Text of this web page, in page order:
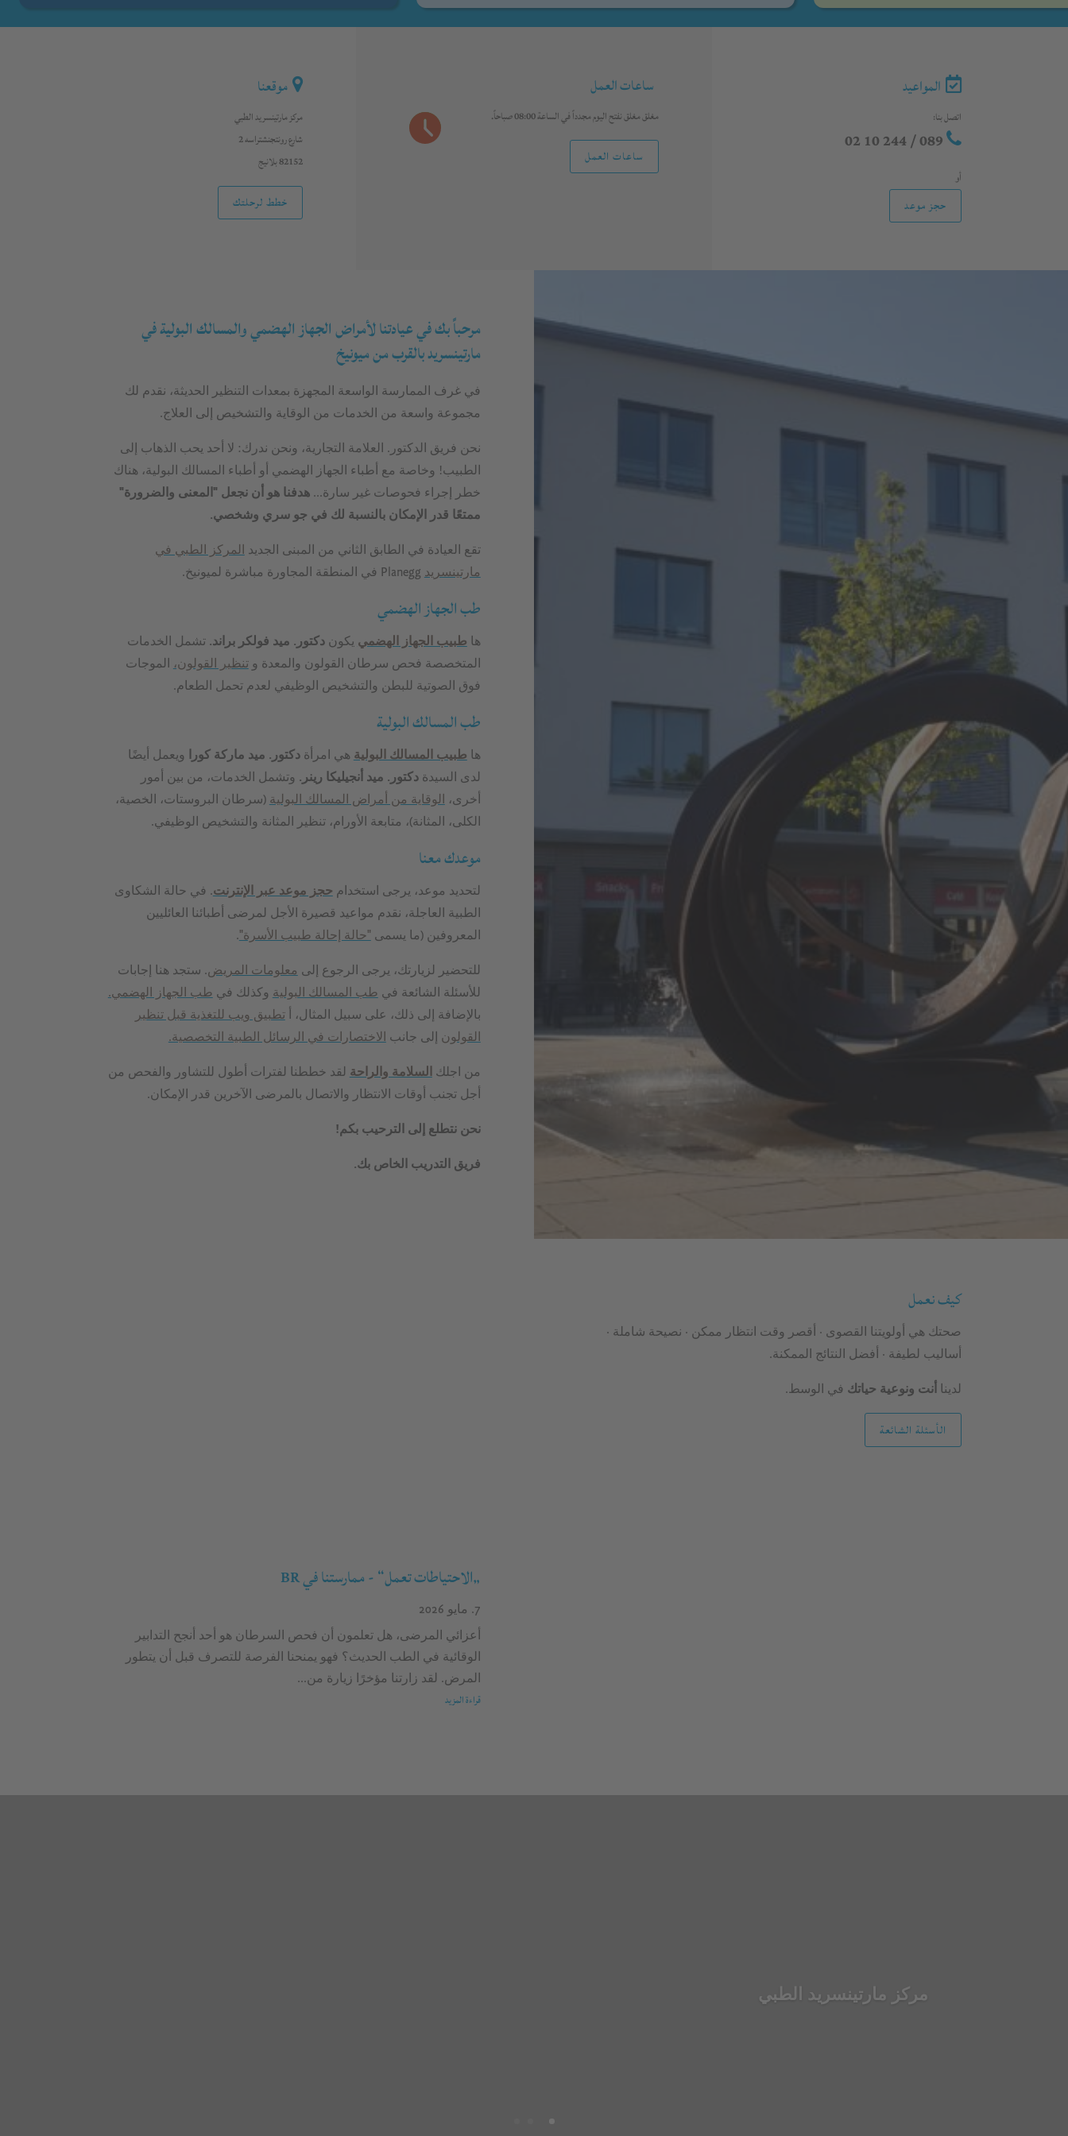
موقعنا
مركز مارتينسريد الطبي
شارع رونتجنشتراسه 2
82152 بلانيج
خطط لرحلتك
ساعات العمل
مغلق مغلقنفتح اليوم مجدداً في الساعة 08:00 صباحاً.
ساعات العمل
المواعيد
اتصل بنا:
أو
حجز موعد
مرحباً بك في عيادتنا لأمراض الجهاز الهضمي والمسالك البولية في
مارتينسريد بالقرب من ميونيخ
في غرف الممارسة الواسعة المجهزة بمعدات التنظير الحديثة، نقدم لك
مجموعة واسعة من الخدمات من الوقاية والتشخيص إلى العلاج.
نحن فريق الدكتور. العلامة التجارية، ونحن ندرك: لا أحد يحب الذهاب إلى
الطبيب! وخاصة مع أطباء الجهاز الهضمي أو أطباء المسالك البولية، هناك
خطر إجراء فحوصات غير سارة...هدفنا هو أن نجعل "المعنى والضرورة"
ممتعًا قدر الإمكان بالنسبة لك في جو سري وشخصي.
تقع العيادة في الطابق الثاني من المبنى الجديد
المركز الطبي في
مارتينسريد
طب الجهاز الهضمي
ها طبيب الجهاز الهضمي يكوندكتور. ميد فولكر براند. تشمل الخدمات
المتخصصة فحص سرطان القولون والمعدة وتنظير القولون،
الموجات
فوق الصوتية للبطن والتشخيص الوظيفي لعدم تحمل الطعام.
طب المسالك البولية
ها طبيب المسالك البولية هي امرأةدكتور. ميد ماركة كورا
ويعمل أيضًا
لدى السيدةدكتور. ميد أنجيليكا رينر. وتشمل الخدمات، من بين أمور
أخرى،
الوقاية من أمراض المسالك البولية (سرطان البروستات، الخصية،
الكلى، المثانة)، متابعة الأورام، تنظير المثانة والتشخيص الوظيفي.
موعدك معنا
لتحديد موعد، يرجى استخدام حجز موعد عبر الإنترنت. في حالة الشكاوى
الطبية العاجلة، نقدم مواعيد قصيرة الأجل لمرضى أطبائنا العائليين
المعروفين (ما يسمى "حالة إحالة طبيب الأسرة".
للتحضير لزيارتك، يرجى الرجوع إلى معلومات المريض. ستجد هنا إجابات
للأسئلة الشائعة في طب المسالك البولية وكذلك في طب الجهاز الهضمي.
بالإضافة إلى ذلك، على سبيل المثال، أتطبيق ويب للتغذية قبل تنظير
القولون إلى جانب الاختصارات في الرسائل الطبية التخصصية.
من اجلك السلامة والراحة لقد خططنا لفترات أطول للتشاور والفحص من
أجل تجنب أوقات الانتظار والاتصال بالمرضى الآخرين قدر الإمكان.
نحن نتطلع إلى الترحيب بكم!
فريق التدريب الخاص بك.
كيف نعمل
صحتك هي أولويتنا القصوى · أقصر وقت انتظار ممكن · نصيحة شاملة ·
أساليب لطيفة · أفضل النتائج الممكنة.
لدينا أنت ونوعية حياتك في الوسط.
الأسئلة الشائعة
„الاحتياطات تعمل“ - ممارستنا في BR
7. مايو 2026
أعزائي المرضى، هل تعلمون أن فحص السرطان هو أحد أنجح التدابير
الوقائية في الطب الحديث؟ فهو يمنحنا الفرصة للتصرف قبل أن يتطور
المرض. لقد زارتنا مؤخرًا زيارة من...
قراءة المزيد
مركز مارتينسريد الطبي